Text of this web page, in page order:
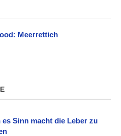
Meerrettich
es Sinn macht die Leber zu